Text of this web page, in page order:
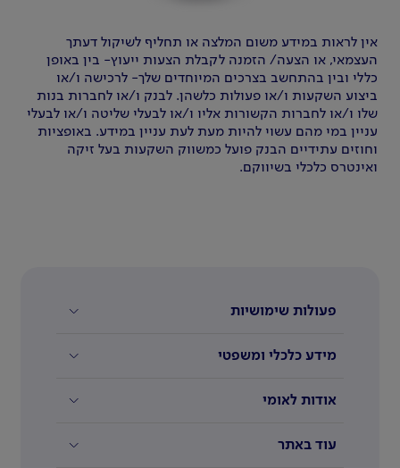
אין לראות במידע משום המלצה או תחליף לשיקול דעתך
העצמאי, או הצעה/ הזמנה לקבלת הצעות ייעוץ- בין באופן
כללי ובין בהתחשב בצרכים המיוחדים שלך- לרכישה ו/או
ביצוע השקעות ו/או פעולות כלשהן. לבנק ו/או לחברות בנות
שלו ו/או לחברות הקשורות אליו ו/או לבעלי שליטה ו/או לבעלי
עניין במי מהם עשוי להיות מעת לעת עניין במידע. באופציות
וחוזים עתידיים הבנק פועל כמשווק השקעות בעל זיקה
ואינטרס כלכלי בשיווקם.
פעולות שימושיות
מידע כלכלי ומשפטי
אודות לאומי
עוד באתר